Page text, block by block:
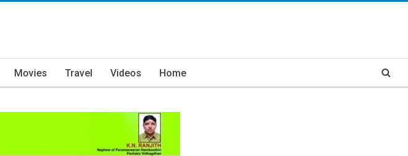
Movies Travel Videos Home